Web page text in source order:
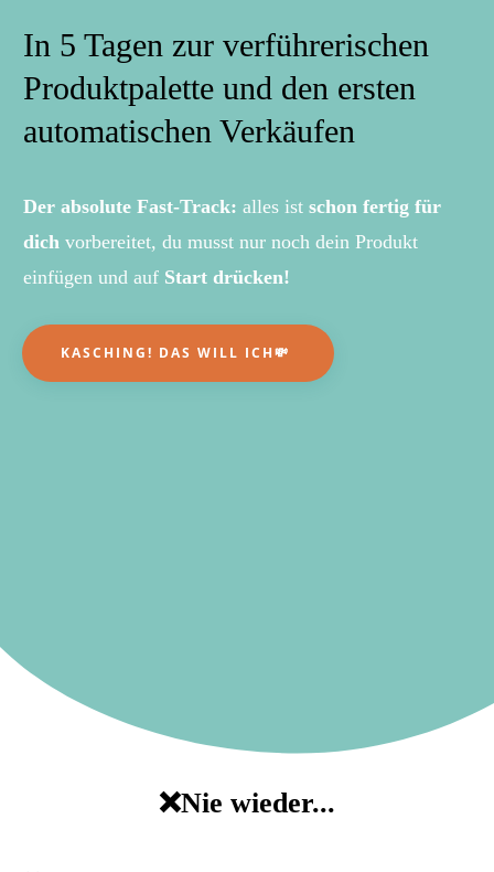
In 5 Tagen zur verführerischen
Produktpalette und den ersten
automatischen Verkäufen
Der absolute Fast-Track: alles ist schon fertig für
dich vorbereitet, du musst nur noch dein Produkt
einfügen und auf Start drücken!
KASCHING! DAS WILL ICH💸
❌Nie wieder...